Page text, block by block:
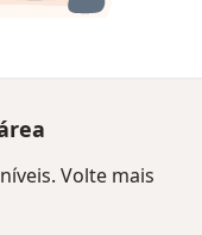
Volte mais